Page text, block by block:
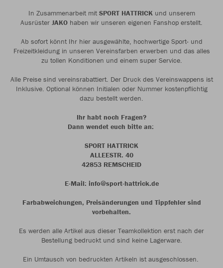
In Zusammenarbeit mit SPORT HATTRICKund unserem
Ausrüster JAKO haben wir unseren eigenen Fanshop erstellt.
Ab sofort könnt Ihr hier ausgewählte, hochwertige Sport- und
Freizeitkleidung in unseren Vereinsfarben erwerben und das alles
zu tollen Konditionen und einem super Service.
Alle Preise sind vereinsrabattiert. Der Druck des Vereinswappens ist
Inklusive. Optional können Initialen oder Nummer kostenpflichtig
dazu bestellt werden.
Ihr habt noch Fragen?
Dann wendet euch bitte an:
SPORT HATTRICK
ALLEESTR. 40
42853 REMSCHEID
E-Mail: info@sport-hattrick.de
Farbabweichungen, Preisänderungen und Tippfehler sind
vorbehalten.
Es werden alle Artikel aus dieser Teamkollektion erst nach der
Bestellung bedruckt und sind keine Lagerware.
Ein Umtausch von bedruckten Artikeln ist ausgeschlossen.